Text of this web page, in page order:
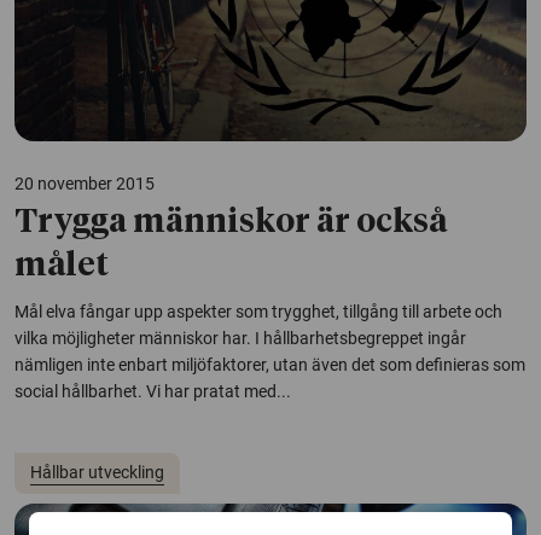
20 november 2015
Trygga människor är också
målet
Mål elva fångar upp aspekter som trygghet, tillgång till arbete och
vilka möjligheter människor har. I hållbarhetsbegreppet ingår
nämligen inte enbart miljöfaktorer, utan även det som definieras som
social hållbarhet. Vi har pratat med...
Hållbar utveckling